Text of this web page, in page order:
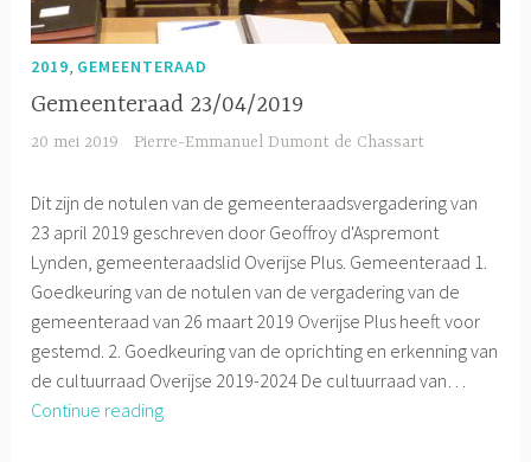
2019, GEMEENTERAAD
Gemeenteraad 23/04/2019
20 mei 2019 Pierre-Emmanuel Dumont de Chassart
Dit zijn de notulen van de gemeenteraadsvergadering van
23 april 2019 geschreven door Geoffroy d'Aspremont
Lynden, gemeenteraadslid Overijse Plus. Gemeenteraad 1.
Goedkeuring van de notulen van de vergadering van de
gemeenteraad van 26 maart 2019 Overijse Plus heeft voor
gestemd. 2. Goedkeuring van de oprichting en erkenning van
de cultuurraad Overijse 2019-2024 De cultuurraad van…
Continue readingGemeenteraad